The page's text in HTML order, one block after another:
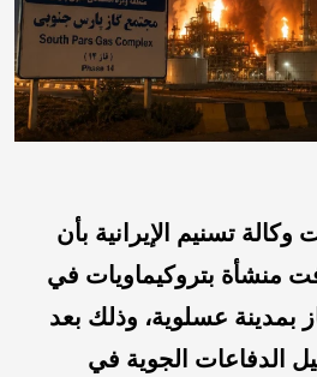
تسنيم الإيرانية بأن
منشأة بتروكيماويات في
عسلوية، وذلك بعد
الدفاعات الجوية في